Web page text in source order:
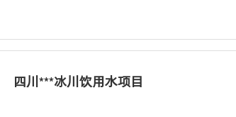
四川***冰川饮用水项目